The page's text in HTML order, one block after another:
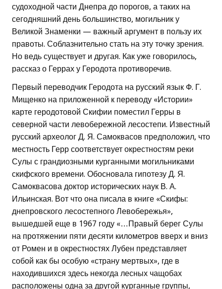
судоходной части Днепра до порогов, а таких на
сегодняшний день большинство, могильник у
Великой Знаменки — важный аргумент в пользу их
правоты. Соблазнительно стать на эту точку зрения.
Но ведь существует и другая. Как уже говорилось,
рассказ о Геррах у Геродота противоречив.
Первый переводчик Геродота на русский язык Ф. Г.
Мищенко на приложенной к переводу «Истории»
карте геродотовой Скифии поместил Герры в
северной части левобережной лесостепи. Известный
русский археолог Д. Я. Самоквасов предположил, что
местность Герр соответствует окрестностям реки
Сулы с грандиозными курганными могильниками
скифского времени. Обосновала гипотезу Д. Я.
Самоквасова доктор исторических наук В. А.
Ильинская. Вот что она писала в книге «Скифы:
днепровского лесостепного Левобережья»,
вышедшей еще в 1967 году «…Правый берег Сулы
на протяжении пяти десяти километров вверх и вниз
от Ромен и в окрестностях Лубен представляет
собой как бы особую «страну мертвых», где в
находившихся здесь некогда лесных чащобах
расположены одна за другой курганные группы,